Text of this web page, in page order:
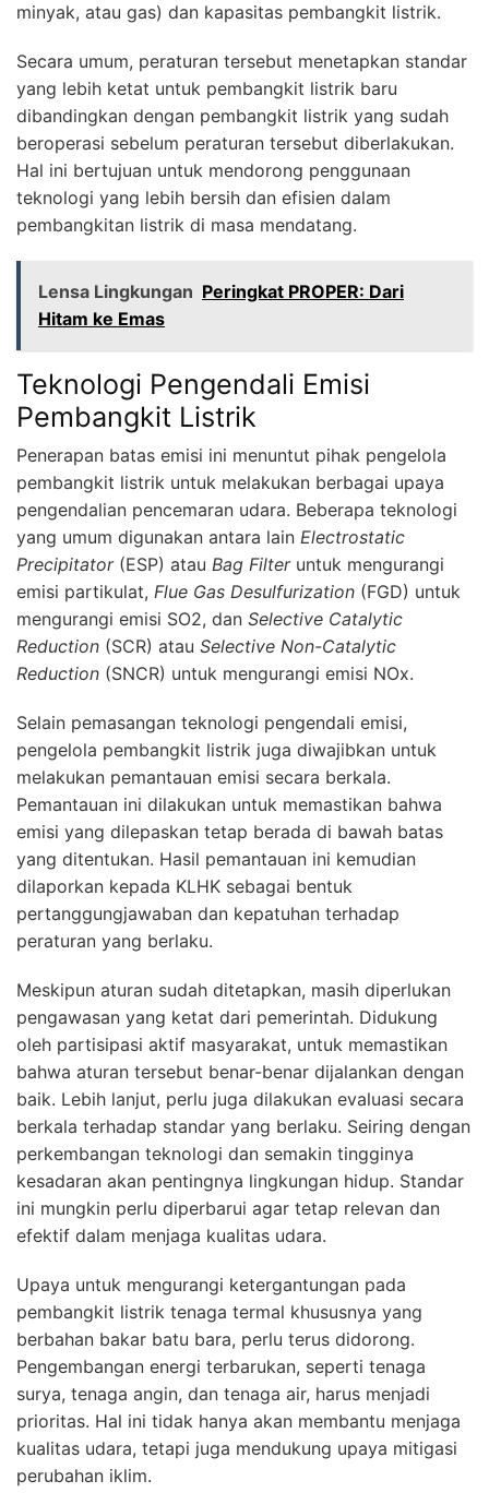
minyak, atau gas) dan kapasitas pembangkit listrik.
Secara umum, peraturan tersebut menetapkan standar
yang lebih ketat untuk pembangkit listrik baru
dibandingkan dengan pembangkit listrik yang sudah
beroperasi sebelum peraturan tersebut diberlakukan.
Hal ini bertujuan untuk mendorong penggunaan
teknologi yang lebih bersih dan efisien dalam
pembangkitan listrik di masa mendatang.
Lensa Lingkungan Peringkat PROPER: Dari
Hitam ke Emas
Teknologi Pengendali Emisi
Pembangkit Listrik
Penerapan batas emisi ini menuntut pihak pengelola
pembangkit listrik untuk melakukan berbagai upaya
pengendalian pencemaran udara. Beberapa teknologi
yang umum digunakan antara lain Electrostatic
Precipitator(ESP) atau Bag Filteruntuk mengurangi
emisi partikulat, Flue Gas Desulfurization (FGD) untuk
mengurangi emisi SO2, dan Selective Catalytic
Reduction (SCR) atau Selective Non-Catalytic
Reduction (SNCR) untuk mengurangi emisi NOx.
Selain pemasangan teknologi pengendali emisi,
pengelola pembangkit listrik juga diwajibkan untuk
melakukan pemantauan emisi secara berkala.
Pemantauan ini dilakukan untuk memastikan bahwa
emisi yang dilepaskan tetap berada di bawah batas
yang ditentukan. Hasil pemantauan ini kemudian
dilaporkan kepada KLHK sebagai bentuk
pertanggungjawaban dan kepatuhan terhadap
peraturan yang berlaku.
Meskipun aturan sudah ditetapkan, masih diperlukan
pengawasan yang ketat dari pemerintah. Didukung
oleh partisipasi aktif masyarakat, untuk memastikan
bahwa aturan tersebut benar-benar dijalankan dengan
baik. Lebih lanjut, perlu juga dilakukan evaluasi secara
berkala terhadap standar yang berlaku. Seiring dengan
perkembangan teknologi dan semakin tingginya
kesadaran akan pentingnya lingkungan hidup. Standar
ini mungkin perlu diperbarui agar tetap relevan dan
efektif dalam menjaga kualitas udara.
Upaya untuk mengurangi ketergantungan pada
pembangkit listrik tenaga termal khususnya yang
berbahan bakar batu bara, perlu terus didorong.
Pengembangan energi terbarukan, seperti tenaga
surya, tenaga angin, dan tenaga air, harus menjadi
prioritas. Hal ini tidak hanya akan membantu menjaga
kualitas udara, tetapi juga mendukung upaya mitigasi
perubahan iklim.